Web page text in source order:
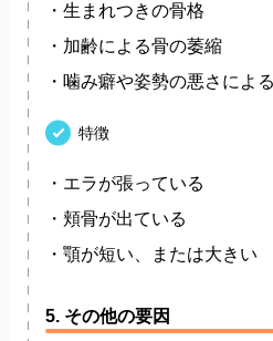
・生まれつきの骨格
・加齢による骨の萎縮
・噛み癖や姿勢の悪さによ
特徴
・エラが張っている
・頬骨が出ている
・顎が短い、または大きい
5. その他の要因